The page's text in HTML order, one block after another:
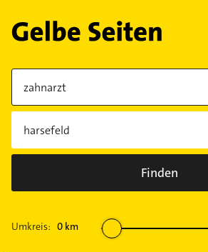
Finden
Umkreis: 0 km